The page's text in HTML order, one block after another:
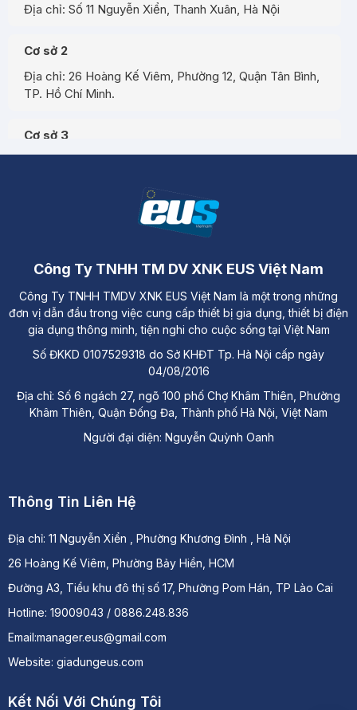
Địa chỉ: Số 11 Nguyễn Xiển, Thanh Xuân, Hà Nội
Cơ sở 2
Địa chỉ: 26 Hoàng Kế Viêm, Phường 12, Quận Tân Bình,
TP. Hồ Chí Minh.
Cơ sở 3
Thông Tin Liên Hệ
Địa chỉ: 11 Nguyễn Xiển , Phường Khương Đình , Hà Nội
26 Hoàng Kế Viêm, Phường Bảy Hiền, HCM
Đường A3, Tiểu khu đô thị số 17, Phường Pom Hán, TP Lào Cai
Hotline: 19009043 / 0886.248.836
Email:manager.eus@gmail.com
Website: giadungeus.com
Công Ty TNHH TM DV XNK EUS Việt Nam
Công Ty TNHH TMDV XNK EUS Việt Nam là một trong những
đơn vị dẫn đầu trong việc cung cấp thiết bị gia dụng, thiết bị điện
gia dụng thông minh, tiện nghi cho cuộc sống tại Việt Nam
Số ĐKKD 0107529318 do Sở KHĐT Tp. Hà Nội cấp ngày
04/08/2016
Địa chỉ: Số 6 ngách 27, ngõ 100 phố Chợ Khâm Thiên, Phường
Khâm Thiên, Quận Đống Đa, Thành phố Hà Nội, Việt Nam
Người đại diện: Nguyễn Quỳnh Oanh
Kết Nối Với Chúng Tôi